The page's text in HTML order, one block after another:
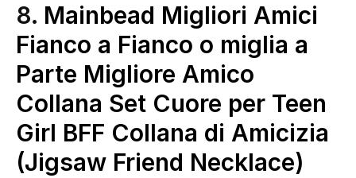
8. Mainbead Migliori Amici
Fianco a Fianco o miglia a
Parte Migliore Amico
Collana Set Cuore per Teen
Girl BFF Collana di Amicizia
(Jigsaw Friend Necklace)